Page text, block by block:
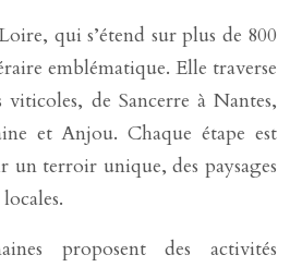
qui s’étend sur plus de 800
emblématique. Elle traverse
de Sancerre à Nantes,
et Anjou. Chaque étape est
un terroir unique, des paysages
proposent des activités